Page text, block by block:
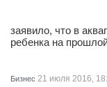
заявило, что в
ребенка на
Бизнес 21 июля 2016,